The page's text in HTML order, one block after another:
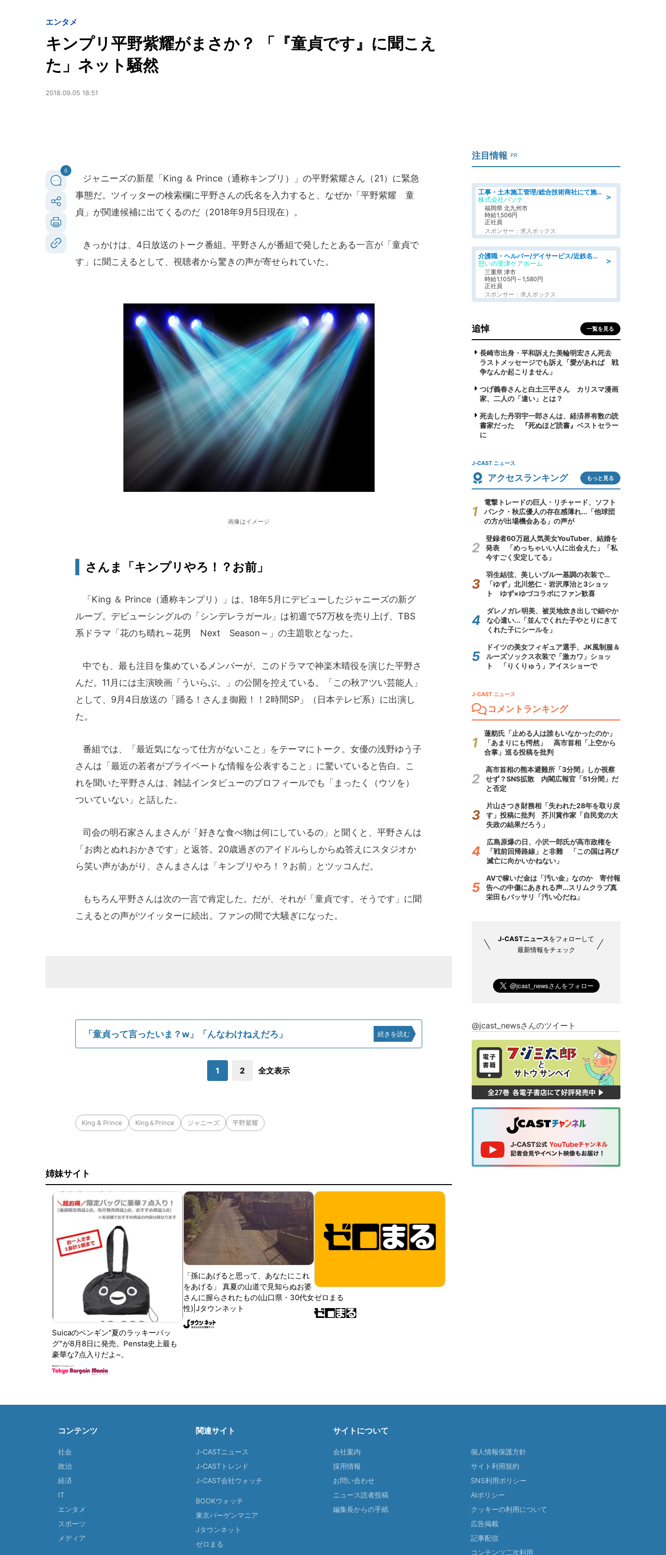
エンタメ
キンプリ平野紫耀がまさか？ 「『童貞です』に聞こえ
た」ネット騒然
2018.09.05 18:51
0
ジャニーズの新星「King ＆ Prince（通称キンプリ）」の平野紫耀さん（21）に緊急
事態だ。ツイッターの検索欄に平野さんの氏名を入力すると、なぜか「平野紫耀 童
貞」が関連候補に出てくるのだ（2018年9月5日現在）。
きっかけは、4日放送のトーク番組。平野さんが番組で発したとある一言が「童貞で
す」に聞こえるとして、視聴者から驚きの声が寄せられていた。
画像はイメージ
さんま「キンプリやろ！？お前」
「King ＆ Prince（通称キンプリ）」は、18年5月にデビューしたジャニーズの新グ
ループ。デビューシングルの「シンデレラガール」は初週で57万枚を売り上げ、TBS
系ドラマ「花のち晴れ～花男 Next Season～」の主題歌となった。
中でも、最も注目を集めているメンバーが、このドラマで神楽木晴役を演じた平野さ
んだ。11月には主演映画「ういらぶ。」の公開を控えている。「この秋アツい芸能人」
として、9月4日放送の「踊る！さんま御殿！！2時間SP」（日本テレビ系）に出演し
た。
番組では、「最近気になって仕方がないこと」をテーマにトーク。女優の浅野ゆう子
さんは「最近の若者がプライベートな情報を公表すること」に驚いていると告白。こ
れを聞いた平野さんは、雑誌インタビューのプロフィールでも「まったく（ウソを）
ついていない」と話した。
司会の明石家さんまさんが「好きな食べ物は何にしているの」と聞くと、平野さんは
「お肉とぬれおかきです」と返答。20歳過ぎのアイドルらしからぬ答えにスタジオか
ら笑い声があがり、さんまさんは「キンプリやろ！？お前」とツッコんだ。
もちろん平野さんは次の一言で肯定した。だが、それが「童貞です。そうです」に聞
こえるとの声がツイッターに続出。ファンの間で大騒ぎになった。
「童貞って言ったいま？w」「んなわけねえだろ」 続きを読む
1 2 全文表示
King & Prince King＆Prince ジャニーズ 平野紫耀
姉妹サイト
Suicaのペンギン"夏のラッキーバッ
グ"が8月8日に発売。Pensta史上最も
豪華な7点入りだよ~。
「孫にあげると思って、あなたにこれ
をあげる」 真夏の山道で見知らぬお婆
さんに握らされたもの(山口県・30代女
性)|Jタウンネット
ゼロまる
注目情報 PR
＞
工事・土木施工管理/総合技術商社にて施工管理のお仕事/即日勤務可/車通勤可/工事・土木施工管理/生産・品質管理
株式会社パソナ
福岡県 北九州市
時給1,506円
正社員
スポンサー：求人ボックス
＞
介護職・ヘルパー/デイサービス/近鉄名古屋線 高田本山/津市/三重県
憩いの里津ケアホーム
三重県 津市
時給1,105円～1,580円
正社員
スポンサー：求人ボックス
追悼 一覧を見る
長崎市出身・平和訴えた美輪明宏さん死去
ラストメッセージでも訴え「愛があれば 戦
争なんか起こりません」
つげ義春さんと白土三平さん カリスマ漫画
家、二人の「違い」とは？
死去した丹羽宇一郎さんは、経済界有数の読
書家だった 『死ぬほど読書』ベストセラー
に
J-CAST ニュース
アクセスランキング もっと見る
電撃トレードの巨人・リチャード、ソフト
バンク・秋広優人の存在感薄れ...「他球団
の方が出場機会ある」の声が
登録者60万超人気美女YouTuber、結婚を
発表 「めっちゃいい人に出会えた」「私
今すごく安定してる」
羽生結弦、美しいブルー基調の衣装で...
「ゆず」北川悠仁・岩沢厚治と3ショッ
ト ゆず×ゆづコラボにファン歓喜
ダレノガレ明美、被災地炊き出しで細やか
な心遣い...「並んでくれた子やとりにきて
くれた子にシールを」
ドイツの美女フィギュア選手、JK風制服＆
ルーズソックス衣装で「激カワ」ショッ
ト 「りくりゅう」アイスショーで
J-CAST ニュース
コメントランキング
蓮舫氏「止める人は誰もいなかったのか」
「あまりにも愕然」 高市首相「上空から
合掌」巡る投稿を批判
高市首相の熊本避難所「3分間」しか視察
せず？SNS拡散 内閣広報官「51分間」だ
と否定
片山さつき財務相「失われた28年を取り戻
す」投稿に批判 芥川賞作家「自民党の大
失政の結果だろう」
広島原爆の日、小沢一郎氏が高市政権を
「戦前回帰路線」と非難 「この国は再び
滅亡に向かいかねない」
AVで稼いだ金は「汚い金」なのか 寄付報
告への中傷にあきれる声...スリムクラブ真
栄田もバッサリ「汚い心だね」
J-CASTニュースをフォローして
最新情報をチェック
@jcast_newsさんのツイート
コンテンツ
社会
政治
経済
IT
エンタメ
スポーツ
メディア
関連サイト
J-CASTニュース
J-CASTトレンド
J-CAST会社ウォッチ
BOOKウォッチ
東京バーゲンマニア
Jタウンネット
ゼロまる
サイトについて
会社案内
採用情報
お問い合わせ
ニュース読者投稿
編集長からの手紙
個人情報保護方針
サイト利用規約
SNS利用ポリシー
AIポリシー
クッキーの利用について
広告掲載
記事配信
コンテンツ二次利用